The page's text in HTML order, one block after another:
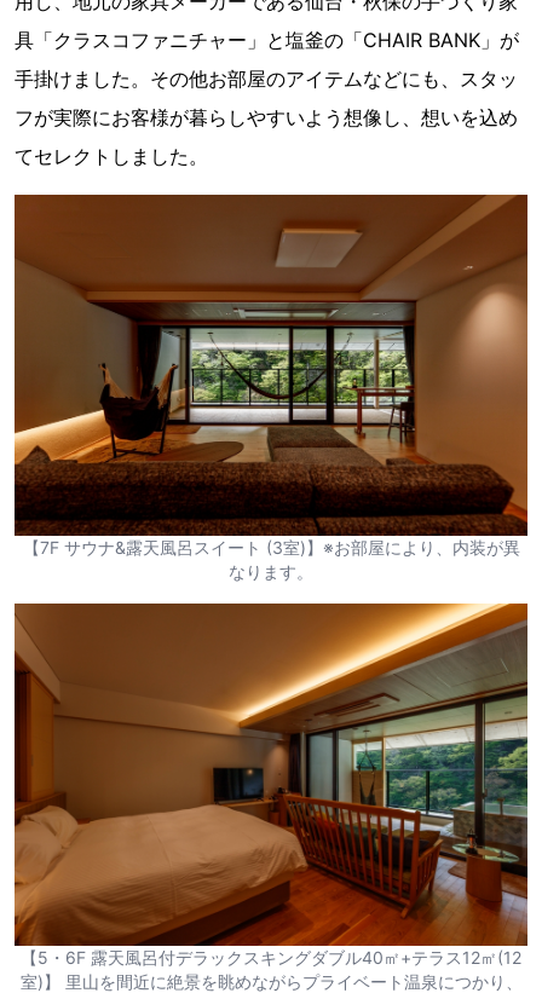
具「クラスコファニチャー」と塩釜の「CHAIR BANK」が
手掛けました。その他お部屋のアイテムなどにも、スタッ
フが実際にお客様が暮らしやすいよう想像し、想いを込め
てセレクトしました。
【7F サウナ&露天風呂スイート (3室)】※お部屋により、内装が異
なります。
【5・6F 露天風呂付デラックスキングダブル40㎡+テラス12㎡(12
室)】 里山を間近に絶景を眺めながらプライベート温泉につかり、